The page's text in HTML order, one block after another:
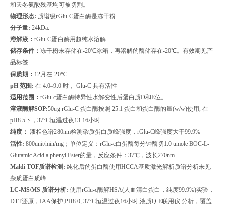
和天冬氨酸残基均可被切割。
物理形态: 质谱级rGlu-C蛋白酶是冻干粉
分子量: 24kDa.
溶解液： rGlu-C蛋白酶用超纯水溶解
储存条件： 冻干粉末存储在-20℃冰箱，再溶解的酶储存在-20℃。有效期见产
品标签
保质期： 12月在-20℃
pH 范围: 在 4.0–9.0 时， Glu-C 具有活性
适用范围： rGlu-c蛋白酶特异性水解变性后蛋白质D和E位。
溶液酶解SOP:50ug rGlu-C 蛋白酶按照 25:1 蛋白和蛋白酶的量(w/w)使用 在
pH8.5下， 37°C恒温过夜13-16小时
纯度： 液相色谱280nm检测杂质蛋白质峰强度， rGlu-C峰强度大于99.9%
活性: 800unit/min/mg ；单位定义： rGlu-c白蛋酶每分钟酶切1.0 umole BOC-L-
Glutamic Acid a phenyl Ester的量，反应条件： 37℃，波长270nm
Maldi TOF质谱检测 : 纯化后的蛋白酶使用HCCA基质激光解析质谱分析未见
杂质蛋白质峰
LC-MS/MS 质谱分析: 使用rGlu-c酶解HSA( 人血清白蛋白，纯度99.9%)实验，
DTT还原， IAA保护 ,PH8.0, 37°C恒温过夜16小时 液质Q-E联用仪 分析，覆盖